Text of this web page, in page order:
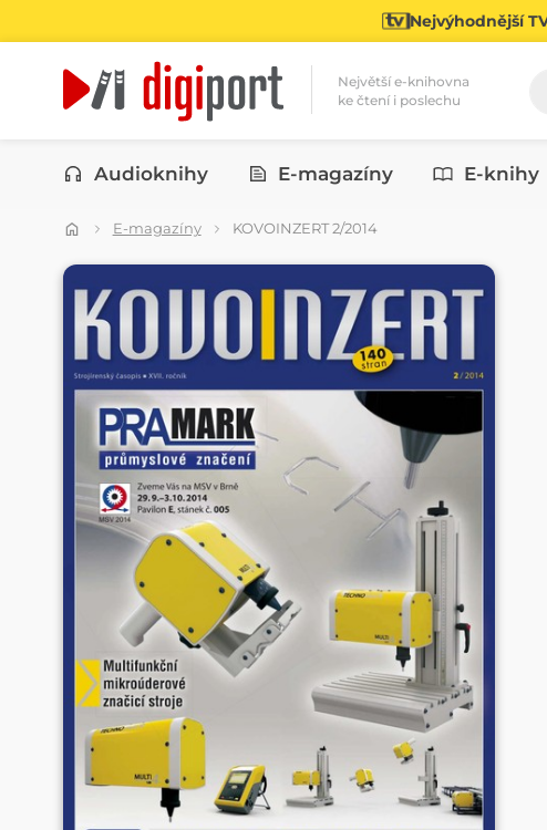
Nejvýhodnější
Největší e-knihovna
ke čtení i poslechu
Kategorie
Audioknihy E-magazíny E-knihy
E-magazíny KOVOINZERT 2/2014